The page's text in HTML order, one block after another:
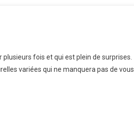
plusieurs fois et qui est plein de surprises.
variées qui ne manquera pas de vous